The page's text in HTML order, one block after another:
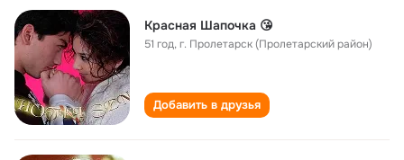
Красная Шапочка 😘
51 год,г. Пролетарск (Пролетарский район)
Добавить в друзья